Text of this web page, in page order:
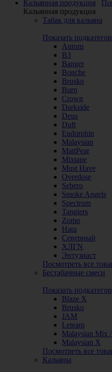
Кальянная продукция
Кальянная продукция
Табак для кальяна
Показать
Aurum
B3
Banger
Bonche
Brusko
Burn
Crown
Darkside
Deus
Duft
Endorphin
Malaysian
MattPear
Mixtape
Must Have
Overdose
Sebero
Smoke Angels
Spectrum
Tangiers
Zomo
Наш
Северный
ХЛГN
Энтузиаст
Посмотреть все
Бестабачные смеси
Показать
Blaze X
Brusko
JAM
Leteam
Malaysian Mix
Malaysian X
Посмотреть все
Кальяны